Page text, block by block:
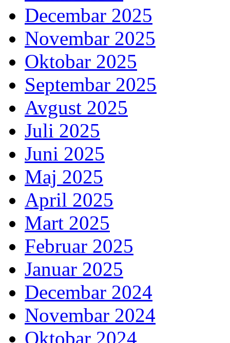
Decembar 2025
Novembar 2025
Oktobar 2025
Septembar 2025
Avgust 2025
Juli 2025
Juni 2025
Maj 2025
April 2025
Mart 2025
Februar 2025
Januar 2025
Decembar 2024
Novembar 2024
Oktobar 2024